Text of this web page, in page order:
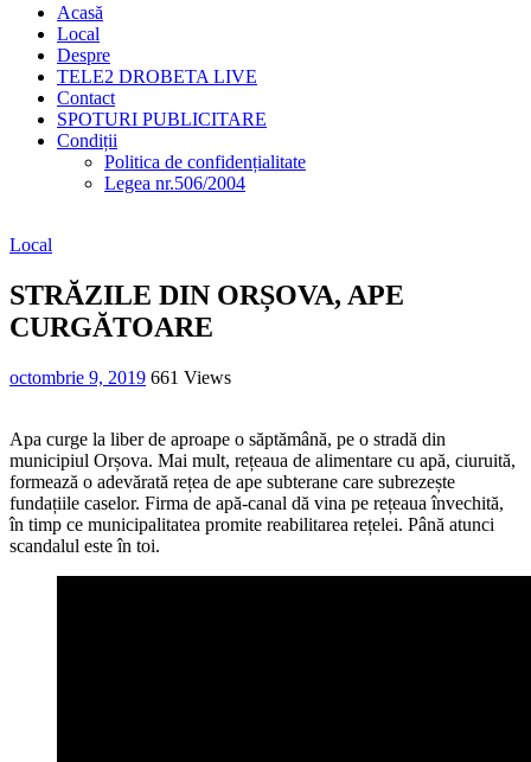
Acasă
Local
Despre
TELE2 DROBETA LIVE
Contact
SPOTURI PUBLICITARE
Condiții
Politica de confidențialitate
Legea nr.506/2004
Local
STRĂZILE DIN ORȘOVA, APE
CURGĂTOARE
octombrie 9, 2019 661 Views
Apa curge la liber de aproape o săptămână, pe o stradă din
municipiul Orșova. Mai mult, rețeaua de alimentare cu apă, ciuruită,
formează o adevărată rețea de ape subterane care subrezește
fundațiile caselor. Firma de apă-canal dă vina pe rețeaua învechită,
în timp ce municipalitatea promite reabilitarea rețelei. Până atunci
scandalul este în toi.